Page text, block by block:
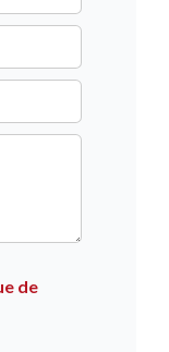
de